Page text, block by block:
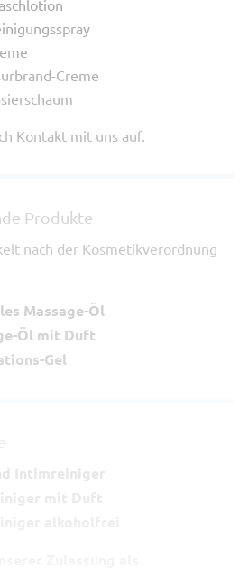
Creme
Kontakt mit uns auf.
Produkte
nach der Kosmetikverordnung
Massage-Öl
Öl mit Duft
Gel
Intimreiniger